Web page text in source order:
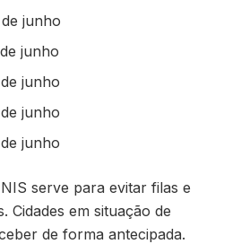
junho
junho
junho
junho
junho
serve para evitar filas e
Cidades em situação de
de forma antecipada.